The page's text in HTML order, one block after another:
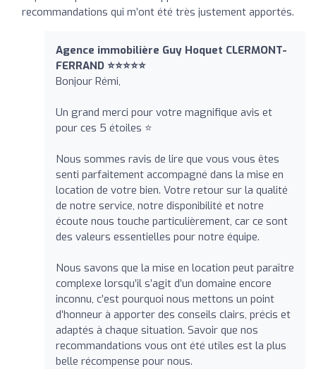
recommandations qui m’ont été très justement apportés.
Agence immobilière Guy Hoquet CLERMONT-
FERRAND ⭐⭐⭐⭐⭐
Bonjour Rémi,
Un grand merci pour votre magnifique avis et
pour ces 5 étoiles ⭐
Nous sommes ravis de lire que vous vous êtes
senti parfaitement accompagné dans la mise en
location de votre bien. Votre retour sur la qualité
de notre service, notre disponibilité et notre
écoute nous touche particulièrement, car ce sont
des valeurs essentielles pour notre équipe.
Nous savons que la mise en location peut paraître
complexe lorsqu’il s’agit d’un domaine encore
inconnu, c’est pourquoi nous mettons un point
d’honneur à apporter des conseils clairs, précis et
adaptés à chaque situation. Savoir que nos
recommandations vous ont été utiles est la plus
belle récompense pour nous.